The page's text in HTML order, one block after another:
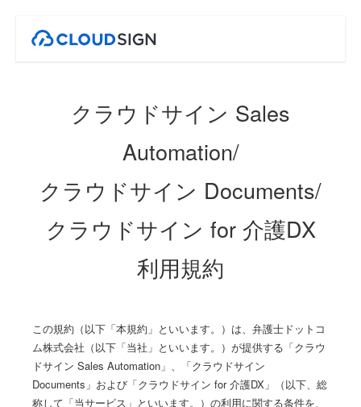
クラウドサイン Sales
Automation/
クラウドサイン Documents/
クラウドサイン for 介護DX
利用規約
この規約（以下「本規約」といいます。）は、弁護士ドットコ
ム株式会社（以下「当社」といいます。）が提供する「クラウ
ドサイン Sales Automation」、「クラウドサイン
Documents」および「クラウドサイン for 介護DX」（以下、総
称して「当サービス」といいます。）の利用に関する条件を、